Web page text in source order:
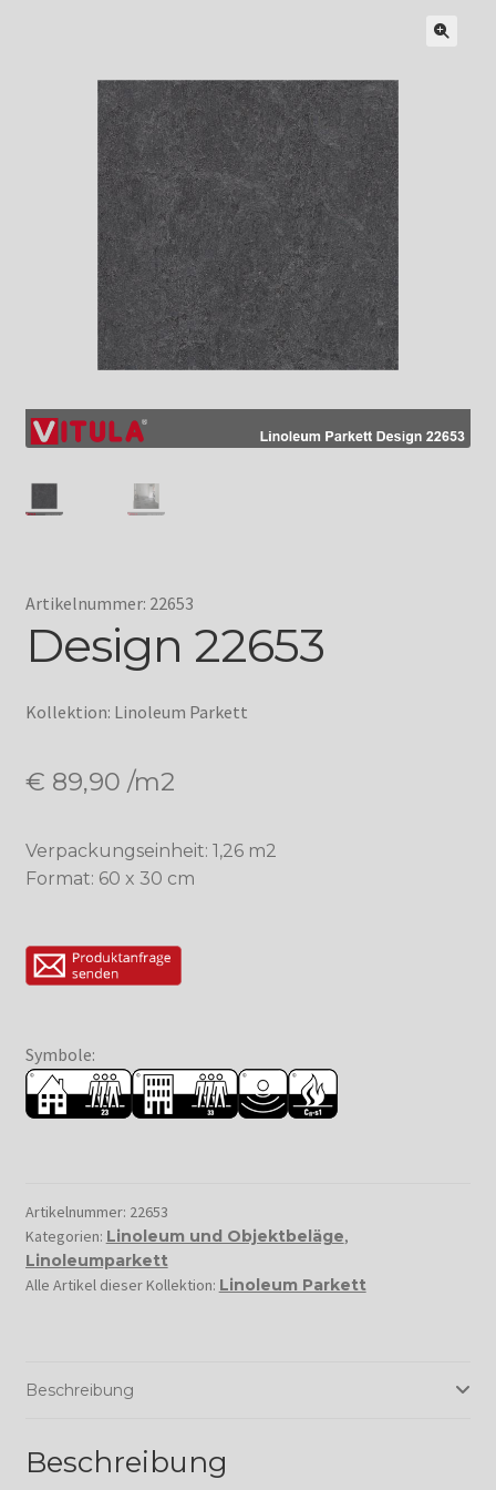
Artikelnummer: 22653
Design 22653
Kollektion: Linoleum Parkett
€ 89,90 /m2
Verpackungseinheit: 1,26 m2
Format: 60 x 30 cm
Symbole:
Artikelnummer: 22653
Kategorien: Linoleum und Objektbeläge,
Linoleumparkett
Alle Artikel dieser Kollektion: Linoleum Parkett
Beschreibung
Beschreibung